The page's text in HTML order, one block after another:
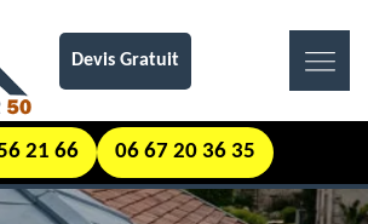
Devis Gratuit
21 66 06 67 20 36 35